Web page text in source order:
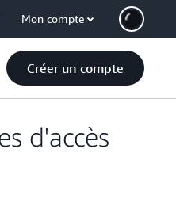
Mon compte
Créer un compte
d'accès